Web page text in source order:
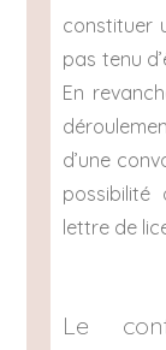
constituer
pas tenu
En
d’une
possibilité
lettre de
Le